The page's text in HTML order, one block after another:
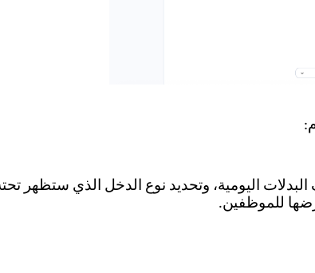
اليومية، وتحديد نوع الدخل الذي ستظهر
للموظفين.